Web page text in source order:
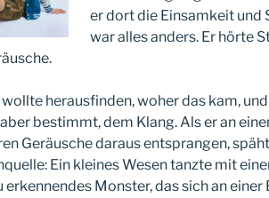
er dort die Einsamkeit und
war alles anders. Er hörte
herausfinden, woher das kam,
bestimmt, dem Klang. Als er an
Geräusche daraus entsprangen,
Ein kleines Wesen tanzte mit
erkennendes Monster, das sich an